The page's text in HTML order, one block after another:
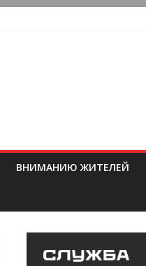
ВНИМАНИЮ ЖИТЕЛЕЙ